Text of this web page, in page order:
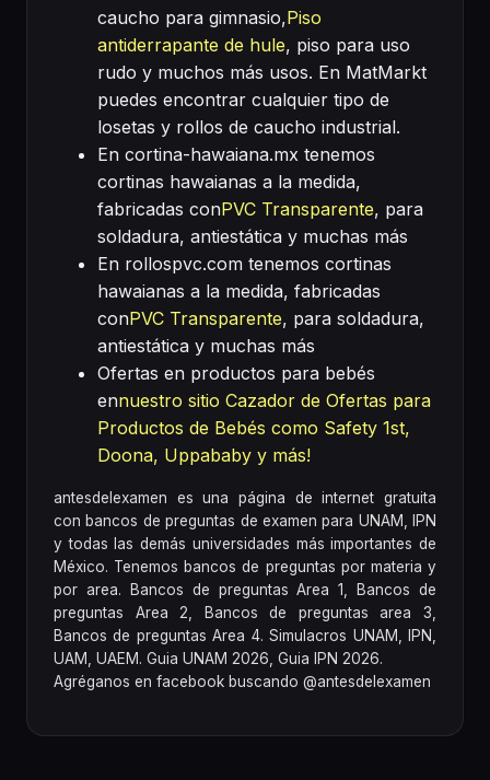
caucho para gimnasio,Piso
antiderrapante de hule, piso para uso
rudo y muchos más usos. En MatMarkt
puedes encontrar cualquier tipo de
losetas y rollos de caucho industrial.
En cortina-hawaiana.mx tenemos
cortinas hawaianas a la medida,
fabricadas conPVC Transparente, para
soldadura, antiestática y muchas más
En rollospvc.com tenemos cortinas
hawaianas a la medida, fabricadas
conPVC Transparente, para soldadura,
antiestática y muchas más
Ofertas en productos para bebés
ennuestro sitio Cazador de Ofertas para
Productos de Bebés como Safety 1st,
Doona, Uppababy y más!
antesdelexamen es una página de internet gratuita
con bancos de preguntas de examen para UNAM, IPN
y todas las demás universidades más importantes de
México. Tenemos bancos de preguntas por materia y
por area. Bancos de preguntas Area 1, Bancos de
preguntas Area 2, Bancos de preguntas area 3,
Bancos de preguntas Area 4. Simulacros UNAM, IPN,
UAM, UAEM. Guia UNAM 2026, Guia IPN 2026.
Agréganos en facebook buscando @antesdelexamen